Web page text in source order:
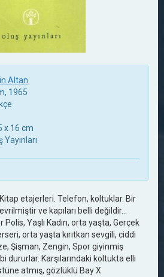
Altan
1965
x 16 cm
Yayınları
etajerleri. Telefon, koltuklar. Bir
ve kapıları belli değildir…
Polis, Yaşlı Kadın, orta yaşta, Gerçek
orta yaşta kırıtkan sevgili, ciddi
Şişman, Zengin, Spor giyinmiş
dururlar. Karşılarındaki koltukta elli
atmış, gözlüklü Bay X